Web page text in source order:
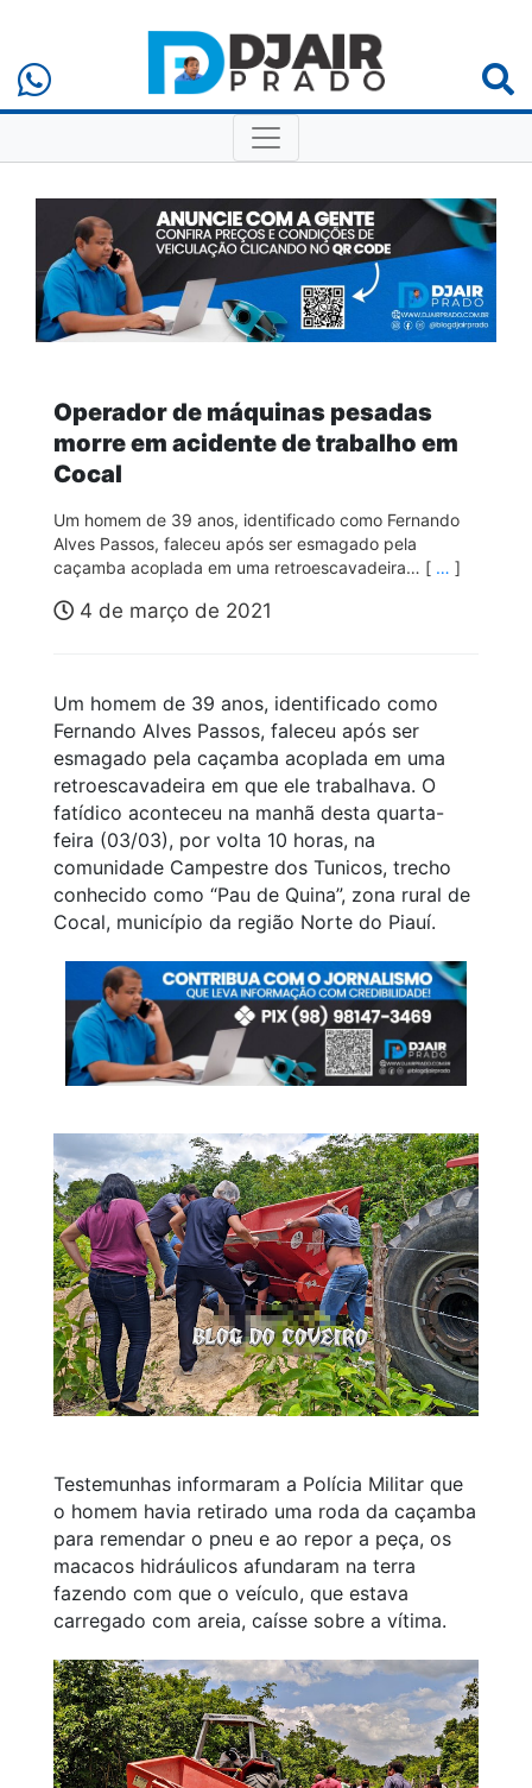
Operador de máquinas pesadas
morre em acidente de trabalho em
Cocal
Um homem de 39 anos, identificado como Fernando
Alves Passos, faleceu após ser esmagado pela
caçamba acoplada em uma retroescavadeira… [ … ]
4 de março de 2021
Um homem de 39 anos, identificado como
Fernando Alves Passos, faleceu após ser
esmagado pela caçamba acoplada em uma
retroescavadeira em que ele trabalhava. O
fatídico aconteceu na manhã desta quarta-
feira (03/03), por volta 10 horas, na
comunidade Campestre dos Tunicos, trecho
conhecido como “Pau de Quina”, zona rural de
Cocal, município da região Norte do Piauí.
Testemunhas informaram a Polícia Militar que
o homem havia retirado uma roda da caçamba
para remendar o pneu e ao repor a peça, os
macacos hidráulicos afundaram na terra
fazendo com que o veículo, que estava
carregado com areia, caísse sobre a vítima.